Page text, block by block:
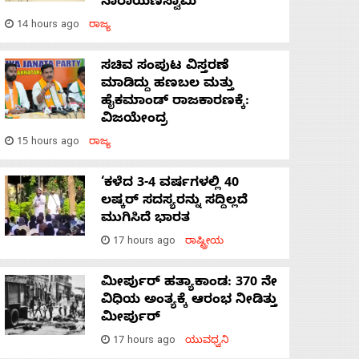
14 hours ago ರಾಜ್ಯ
ಸಚಿವ ಸಂಪುಟ ವಿಸ್ತರಣೆ
ಮಾಡಿದ್ದು ಹಣಬಲ ಮತ್ತು
ಹೈಕಮಾಂಡ್ ರಾಜಕಾರಣಕ್ಕೆ:
ವಿಜಯೇಂದ್ರ
15 hours ago ರಾಜ್ಯ
‘ಕಳೆದ 3-4 ವರ್ಷಗಳಲ್ಲಿ 40
ಲಷ್ಕರ್ ಸದಸ್ಯರನ್ನು ಸದ್ದಿಲ್ಲದೆ
ಮುಗಿಸಿದೆ ಭಾರತ
17 hours ago ರಾಷ್ಟ್ರೀಯ
ಮೀರ್ಪುರ್ ಹತ್ಯಾಕಾಂಡ: 370 ನೇ
ವಿಧಿಯ ಅಂತ್ಯಕ್ಕೆ ಆರಂಭ ನೀಡಿತ್ತು
ಮೀರ್ಪುರ್
17 hours ago ಯುವಧ್ವನಿ